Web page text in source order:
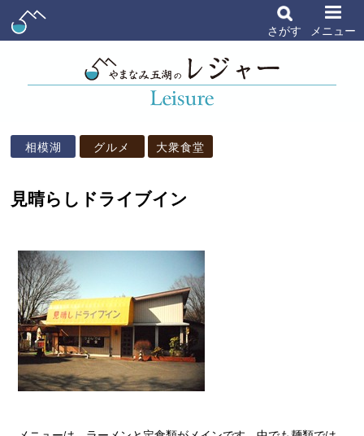
さがす メニュー
相模湖 グルメ 大衆食堂
見晴らしドライブイン